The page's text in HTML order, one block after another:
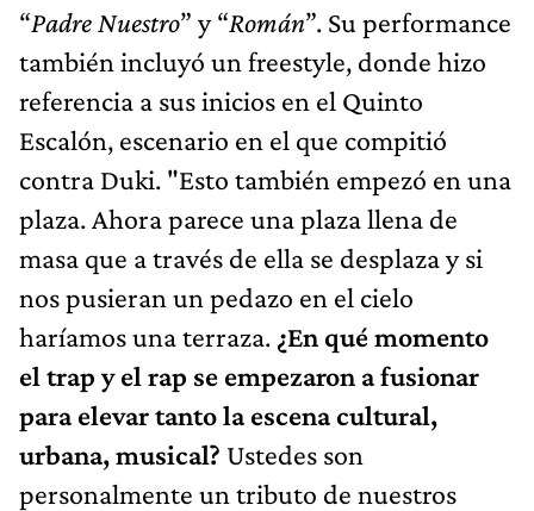
“Padre Nuestro” y “Román”. Su performance
también incluyó un freestyle, donde hizo
referencia a sus inicios en el Quinto
Escalón, escenario en el que compitió
contra Duki. "Esto también empezó en una
plaza. Ahora parece una plaza llena de
masa que a través de ella se desplaza y si
nos pusieran un pedazo en el cielo
haríamos una terraza. ¿En qué momento
el trap y el rap se empezaron a fusionar
para elevar tanto la escena cultural,
urbana, musical? Ustedes son
personalmente un tributo de nuestros